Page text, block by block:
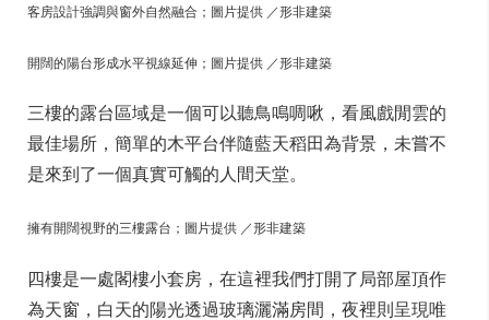
客房設計強調與窗外自然融合；圖片提供 ／形非建築
開闊的陽台形成水平視線延伸；圖片提供 ／形非建築
三樓的露台區域是一個可以聽鳥鳴啁啾，看風戲閒雲的
最佳場所，簡單的木平台伴隨藍天稻田為背景，未嘗不
是來到了一個真實可觸的人間天堂。
擁有開闊視野的三樓露台；圖片提供 ／形非建築
四樓是一處閣樓小套房，在這裡我們打開了局部屋頂作
為天窗，白天的陽光透過玻璃灑滿房間，夜裡則呈現唯